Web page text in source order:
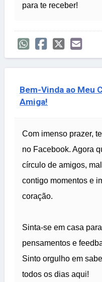
para te receber!
Bem-Vinda ao Meu
Amiga!
Com imenso prazer,
no Facebook. Agora
círculo de amigos,
contigo momentos e
coração.
Sinta-se em casa
pensamentos e
Sinto orgulho em
todos os dias aqui!